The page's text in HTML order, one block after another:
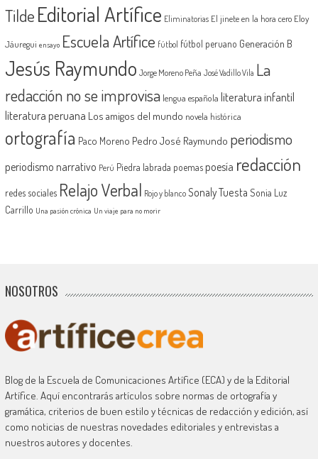
Tilde Editorial Artífice Eliminatorias El jinete en la hora cero Eloy
Jáuregui ensayo Escuela Artífice fútbol fútbol peruano Generación B
Jesús Raymundo Jorge Moreno Peña José Vadillo Vila La
redacción no se improvisa lengua española literatura infantil
literatura peruana Los amigos del mundo novela histórica
ortografía Paco Moreno Pedro José Raymundo periodismo
periodismo narrativo Perú Piedra labrada poemas poesía redacción
redes sociales Relajo Verbal Rojo y blanco Sonaly Tuesta Sonia Luz
Carrillo Una pasión crónica Un viaje para no morir
NOSOTROS
Blog de la Escuela de Comunicaciones Artífice (ECA) y de la Editorial
Artífice. Aquí encontrarás artículos sobre normas de ortografía y
gramática, criterios de buen estilo y técnicas de redacción y edición, así
como noticias de nuestras novedades editoriales y entrevistas a
nuestros autores y docentes.